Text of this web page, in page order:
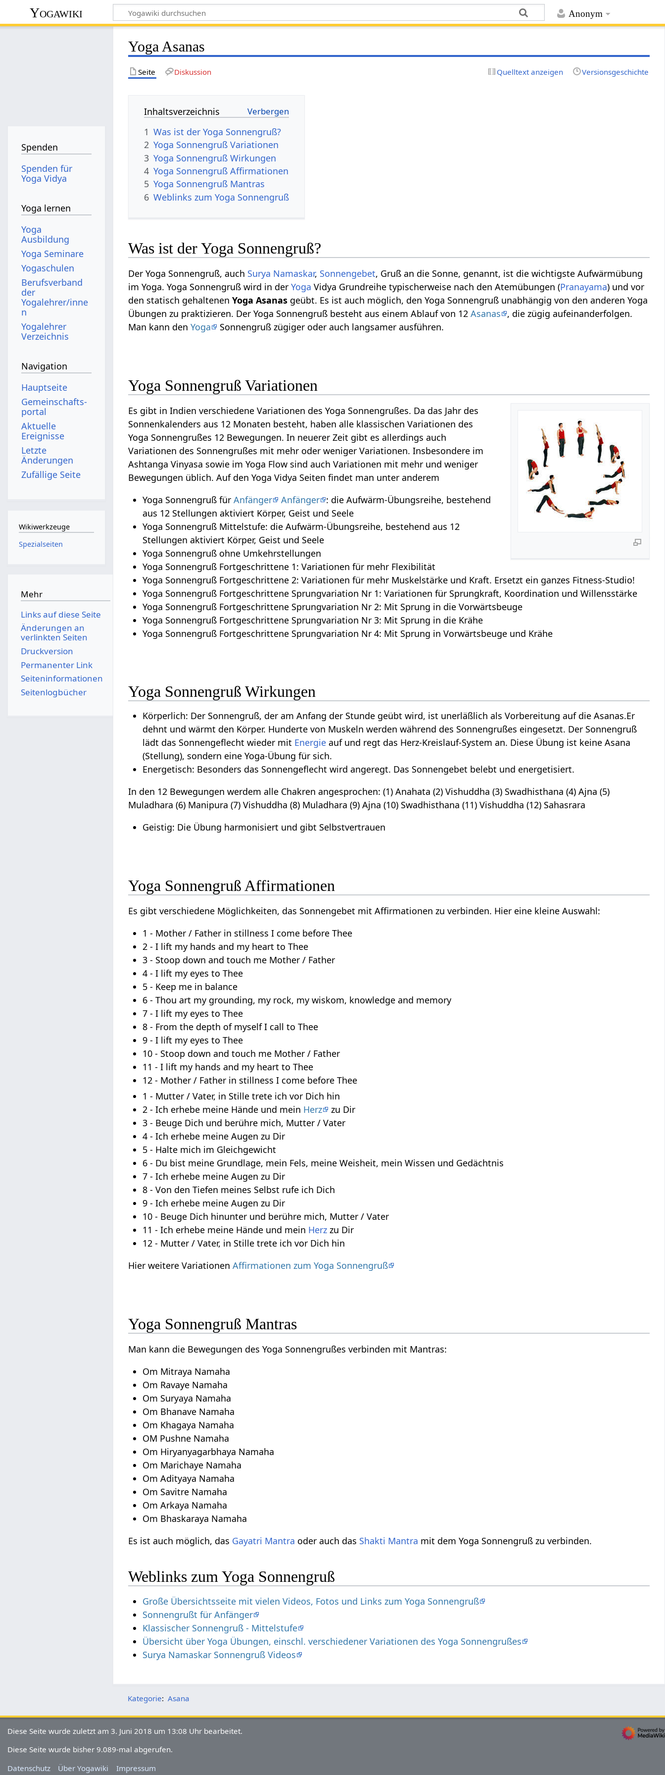
Anonym
Yogawiki
Yoga Asanas
Seite Diskussion Quelltext anzeigen Versionsgeschichte
Inhaltsverzeichnis
1 Was ist der Yoga Sonnengruß?
2 Yoga Sonnengruß Variationen
3 Yoga Sonnengruß Wirkungen
4 Yoga Sonnengruß Affirmationen
5 Yoga Sonnengruß Mantras
6 Weblinks zum Yoga Sonnengruß
Was ist der Yoga Sonnengruß?
Der Yoga Sonnengruß, auch Surya Namaskar, Sonnengebet, Gruß an die Sonne, genannt, ist die wichtigste Aufwärmübung
im Yoga. Yoga Sonnengruß wird in derYoga Vidya Grundreihe typischerweise nach den Atemübungen (Pranayama) und vor
den statisch gehaltenenYoga Asanas geübt. Es ist auch möglich, den Yoga Sonnengruß unabhängig von den anderen Yoga
Übungen zu praktizieren. Der Yoga Sonnengruß besteht aus einem Ablauf von 12Asanas
, die zügig aufeinanderfolgen.
Man kann denYoga Sonnengruß zügiger oder auch langsamer ausführen.
Yoga Sonnengruß Variationen
Es gibt in Indien verschiedene Variationen des Yoga Sonnengrußes. Da das Jahr des
Sonnenkalenders aus 12 Monaten besteht, haben alle klassischen Variationen des
Yoga Sonnengrußes 12 Bewegungen. In neuerer Zeit gibt es allerdings auch
Variationen des Sonnengrußes mit mehr oder weniger Variationen. Insbesondere im
Ashtanga Vinyasa sowie im Yoga Flow sind auch Variationen mit mehr und weniger
Bewegungen üblich. Auf den Yoga Vidya Seiten findet man unter anderem
Yoga Sonnengruß fürAnfänger Anfänger : die Aufwärm-Übungsreihe, bestehend
aus 12 Stellungen aktiviert Körper, Geist und Seele
Yoga Sonnengruß Mittelstufe: die Aufwärm-Übungsreihe, bestehend aus 12
Stellungen aktiviert Körper, Geist und Seele
Yoga Sonnengruß ohne Umkehrstellungen
Yoga Sonnengruß Fortgeschrittene 1: Variationen für mehr Flexibilität
Yoga Sonnengruß Fortgeschrittene 2: Variationen für mehr Muskelstärke und Kraft. Ersetzt ein ganzes Fitness-Studio!
Yoga Sonnengruß Fortgeschrittene Sprungvariation Nr 1: Variationen für Sprungkraft, Koordination und Willensstärke
Yoga Sonnengruß Fortgeschrittene Sprungvariation Nr 2: Mit Sprung in die Vorwärtsbeuge
Yoga Sonnengruß Fortgeschrittene Sprungvariation Nr 3: Mit Sprung in die Krähe
Yoga Sonnengruß Fortgeschrittene Sprungvariation Nr 4: Mit Sprung in Vorwärtsbeuge und Krähe
Yoga Sonnengruß Wirkungen
Körperlich: Der Sonnengruß, der am Anfang der Stunde geübt wird, ist unerläßlich als Vorbereitung auf die Asanas.Er
dehnt und wärmt den Körper. Hunderte von Muskeln werden während des Sonnengrußes eingesetzt. Der Sonnengruß
lädt das Sonnengeflecht wieder mit Energie auf und regt das Herz-Kreislauf-System an. Diese Übung ist keine Asana
(Stellung), sondern eine Yoga-Übung für sich.
Energetisch: Besonders das Sonnengeflecht wird angeregt. Das Sonnengebet belebt und energetisiert.
In den 12 Bewegungen werdem alle Chakren angesprochen: (1) Anahata (2) Vishuddha (3) Swadhisthana (4) Ajna (5)
Muladhara (6) Manipura (7) Vishuddha (8) Muladhara (9) Ajna (10) Swadhisthana (11) Vishuddha (12) Sahasrara
Geistig: Die Übung harmonisiert und gibt Selbstvertrauen
Yoga Sonnengruß Affirmationen
Es gibt verschiedene Möglichkeiten, das Sonnengebet mit Affirmationen zu verbinden. Hier eine kleine Auswahl:
1 - Mother / Father in stillness I come before Thee
2 - I lift my hands and my heart to Thee
3 - Stoop down and touch me Mother / Father
4 - I lift my eyes to Thee
5 - Keep me in balance
6 - Thou art my grounding, my rock, my wiskom, knowledge and memory
7 - I lift my eyes to Thee
8 - From the depth of myself I call to Thee
9 - I lift my eyes to Thee
10 - Stoop down and touch me Mother / Father
11 - I lift my hands and my heart to Thee
12 - Mother / Father in stillness I come before Thee
1 - Mutter / Vater, in Stille trete ich vor Dich hin
2 - Ich erhebe meine Hände und mein Herz
zu Dir
3 - Beuge Dich und berühre mich, Mutter / Vater
4 - Ich erhebe meine Augen zu Dir
5 - Halte mich im Gleichgewicht
6 - Du bist meine Grundlage, mein Fels, meine Weisheit, mein Wissen und Gedächtnis
7 - Ich erhebe meine Augen zu Dir
8 - Von den Tiefen meines Selbst rufe ich Dich
9 - Ich erhebe meine Augen zu Dir
10 - Beuge Dich hinunter und berühre mich, Mutter / Vater
11 - Ich erhebe meine Hände und mein Herz zu Dir
12 - Mutter / Vater, in Stille trete ich vor Dich hin
Hier weitere VariationenAffirmationen zum Yoga Sonnengruß
Yoga Sonnengruß Mantras
Man kann die Bewegungen des Yoga Sonnengrußes verbinden mit Mantras:
Om Mitraya Namaha
Om Ravaye Namaha
Om Suryaya Namaha
Om Bhanave Namaha
Om Khagaya Namaha
OM Pushne Namaha
Om Hiryanyagarbhaya Namaha
Om Marichaye Namaha
Om Adityaya Namaha
Om Savitre Namaha
Om Arkaya Namaha
Om Bhaskaraya Namaha
Es ist auch möglich, das Gayatri Mantra oder auch das Shakti Mantra mit dem Yoga Sonnengruß zu verbinden.
Weblinks zum Yoga Sonnengruß
Große Übersichtsseite mit vielen Videos, Fotos und Links zum Yoga Sonnengruß
Sonnengrußt für Anfänger
Klassischer Sonnengruß - Mittelstufe
Übersicht über Yoga Übungen, einschl. verschiedener Variationen des Yoga Sonnengrußes
Surya Namaskar Sonnengruß Videos
Kategorie: Asana
Spenden
Spenden für
Yoga Vidya
Yoga lernen
Yoga
Ausbildung
Yoga Seminare
Yogaschulen
Berufsverband
der
Yogalehrer/inne
n
Yogalehrer
Verzeichnis
Navigation
Hauptseite
Gemeinschafts­
portal
Aktuelle
Ereignisse
Letzte
Änderungen
Zufällige Seite
Wikiwerkzeuge
Spezialseiten
Mehr
Links auf diese Seite
Änderungen an
verlinkten Seiten
Druckversion
Permanenter Link
Seiten­­informationen
Seitenlogbücher
Diese Seite wurde zuletzt am 3. Juni 2018 um 13:08 Uhr bearbeitet.
Diese Seite wurde bisher 9.089-mal abgerufen.
Datenschutz
Über Yogawiki Impressum